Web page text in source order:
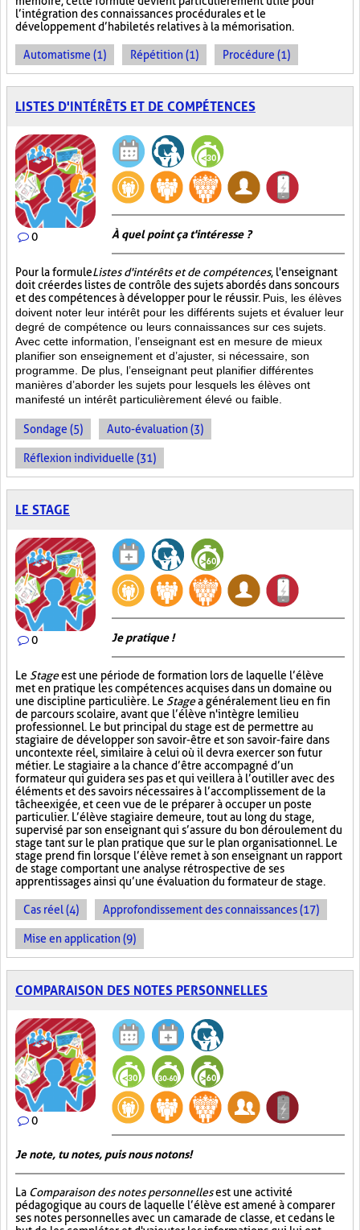
l’intégration des connaissances procédurales et le
développement d’habiletés relatives à la mémorisation.
Automatisme (1) Répétition (1) Procédure (1)
LISTES D'INTÉRÊTS ET DE COMPÉTENCES
0 À quel point ça t'intéresse ?
Pour la formuleListes d'intérêts et de compétences, l'enseignant
doit créer des listes de contrôle des sujets abordés dans son cours
et des compétences à développer pour le réussir. Puis, les élèves
doivent noter leur intérêt pour les différents sujets et évaluer leur
degré de compétence ou leurs connaissances sur ces sujets.
Avec cette information, l’enseignant est en mesure de mieux
planifier son enseignement et d’ajuster, si nécessaire, son
programme. De plus, l’enseignant peut planifier différentes
manières d’aborder les sujets pour lesquels les élèves ont
manifesté un intérêt particulièrement élevé ou faible.
Sondage (5) Auto-évaluation (3)
Réflexion individuelle (31)
LE STAGE
0 Je pratique !
Le Stageest une période de formation lors de laquelle l’élève
met en pratique les compétences acquises dans un domaine ou
une discipline particulière. Le Stagea généralement lieu en fin
de parcours scolaire, avant que l’élève n'intègre le milieu
professionnel. Le but principal du stage est de permettre au
stagiaire de développer son savoir-être et son savoir-faire dans
un contexte réel, similaire à celui où il devra exercer son futur
métier. Le stagiaire a la chance d’être accompagné d’un
formateur qui guidera ses pas et qui veillera à l’outiller avec des
éléments et des savoirs nécessaires à l’accomplissement de la
tâche exigée, et ce en vue de le préparer à occuper un poste
particulier. L’élève stagiaire demeure, tout au long du stage,
supervisé par son enseignant qui s’assure du bon déroulement du
stage tant sur le plan pratique que sur le plan organisationnel. Le
stage prend fin lorsque l’élève remet à son enseignant un rapport
de stage comportant une analyse rétrospective de ses
apprentissages ainsi qu’une évaluation du formateur de stage.
Cas réel (4) Approfondissement des connaissances (17)
Mise en application (9)
COMPARAISON DES NOTES PERSONNELLES
0
Je note, tu notes, puis nous notons!
La Comparaison des notes personnellesest une activité
pédagogique au cours de laquelle l’élève est amené à comparer
ses notes personnelles avec un camarade de classe, et ce dans le